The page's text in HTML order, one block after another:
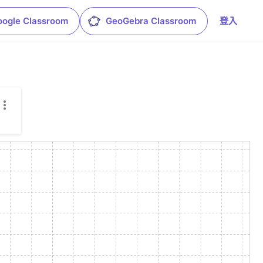
Classroom GeoGebra Classroom 登入